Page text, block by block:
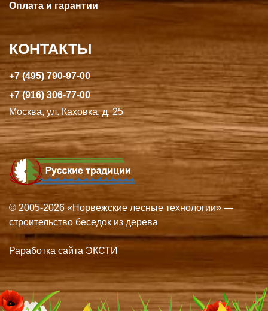
Оплата и гарантии
КОНТАКТЫ
+7 (495) 790-97-00
+7 (916) 306-77-00
Москва, ул. Каховка, д. 25
© 2005-2026 «Норвежские лесные технологии» —
строительство беседок из дерева
Раработка сайта ЭКСТИ